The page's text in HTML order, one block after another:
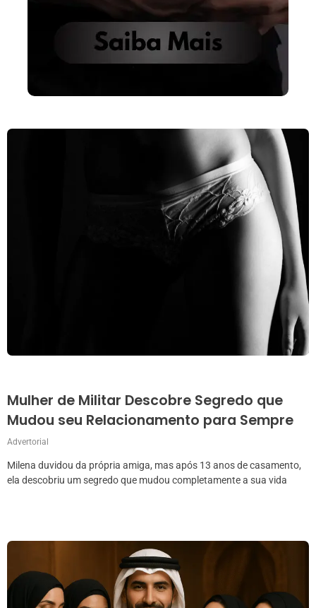
Mulher de Militar Descobre Segredo que
Mudou seu Relacionamento para Sempre
Advertorial
Milena duvidou da própria amiga, mas após 13 anos de casamento,
ela descobriu um segredo que mudou completamente a sua vida